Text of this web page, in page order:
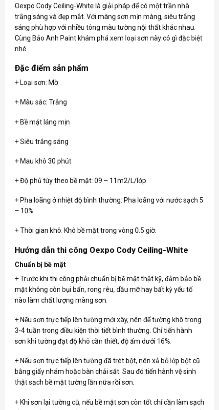
Oexpo Cody Ceiling-White là giải pháp để có một trần nhà
trắng sáng và đẹp mắt. Với màng sơn mịn màng, siêu trắng
sáng phù hợp với nhiều tông màu tường nội thất khác nhau.
Cùng Bảo Anh Paint khám phá xem loại sơn này có gì đặc biệt
nhé.
Đặc điểm sản phẩm
+ Loại sơn: Mờ
+ Màu sắc: Trắng
+ Bề mặt láng mịn
+ Siêu trắng sáng
+ Mau khô 30 phút
+ Độ phủ tùy theo bề mặt: 09 – 11m2/L/lớp
+ Pha loãng ở nhiệt độ bình thường: Pha loãng với nước sạch 5
– 10%
+ Thời gian khô: Khô bề mặt trong vòng 0.5 giờ.
Hướng dẫn thi công Oexpo Cody Ceiling-White
Chuẩn bị bề mặt
+ Trước khi thi công phải chuẩn bị bề mặt thật kỹ, đảm bảo bề
mặt không còn bụi bẩn, rong rêu, dầu mỡ hay bất kỳ yếu tố
nào làm chất lượng màng sơn.
+ Nếu sơn trực tiếp lên tường mới xây, nên để tường khô trong
3-4 tuần trong điều kiện thời tiết bình thường. Chỉ tiến hành
sơn khi tường đạt độ khô cần thiết, độ ẩm dưới 16%.
+ Nếu sơn trực tiếp lên tường đã trét bột, nên xả bỏ lớp bột cũ
bằng giấy nhám hoặc bàn chải sắt. Sau đó tiến hành vệ sinh
thật sạch bề mặt tường lần nữa rồi sơn.
+ Khi sơn lại tường cũ, nếu bề mặt sơn còn tốt chỉ cần làm sạch